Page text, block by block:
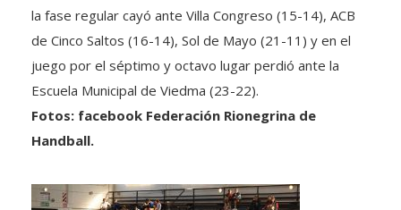
la fase regular cayó ante Villa Congreso (15-14), ACB
de Cinco Saltos (16-14), Sol de Mayo (21-11) y en el
juego por el séptimo y octavo lugar perdió ante la
Escuela Municipal de Viedma (23-22).
Fotos: facebook Federación Rionegrina de
Handball.